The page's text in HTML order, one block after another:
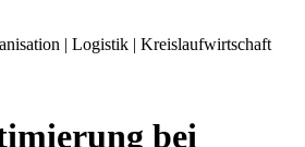
bei